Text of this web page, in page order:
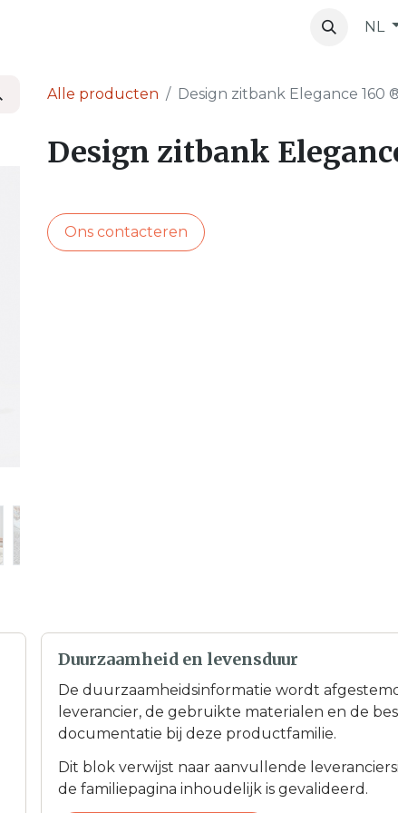
NL
Alle producten Design zitbank Elegance 160
Design zitbank
Ons contacteren
Duurzaamheid en levensduur
De duurzaamheidsinformatie wordt
leverancier, de gebruikte materialen en de
documentatie bij deze productfamilie.
Dit blok verwijst naar aanvullende
de familiepagina inhoudelijk is gevalideerd.